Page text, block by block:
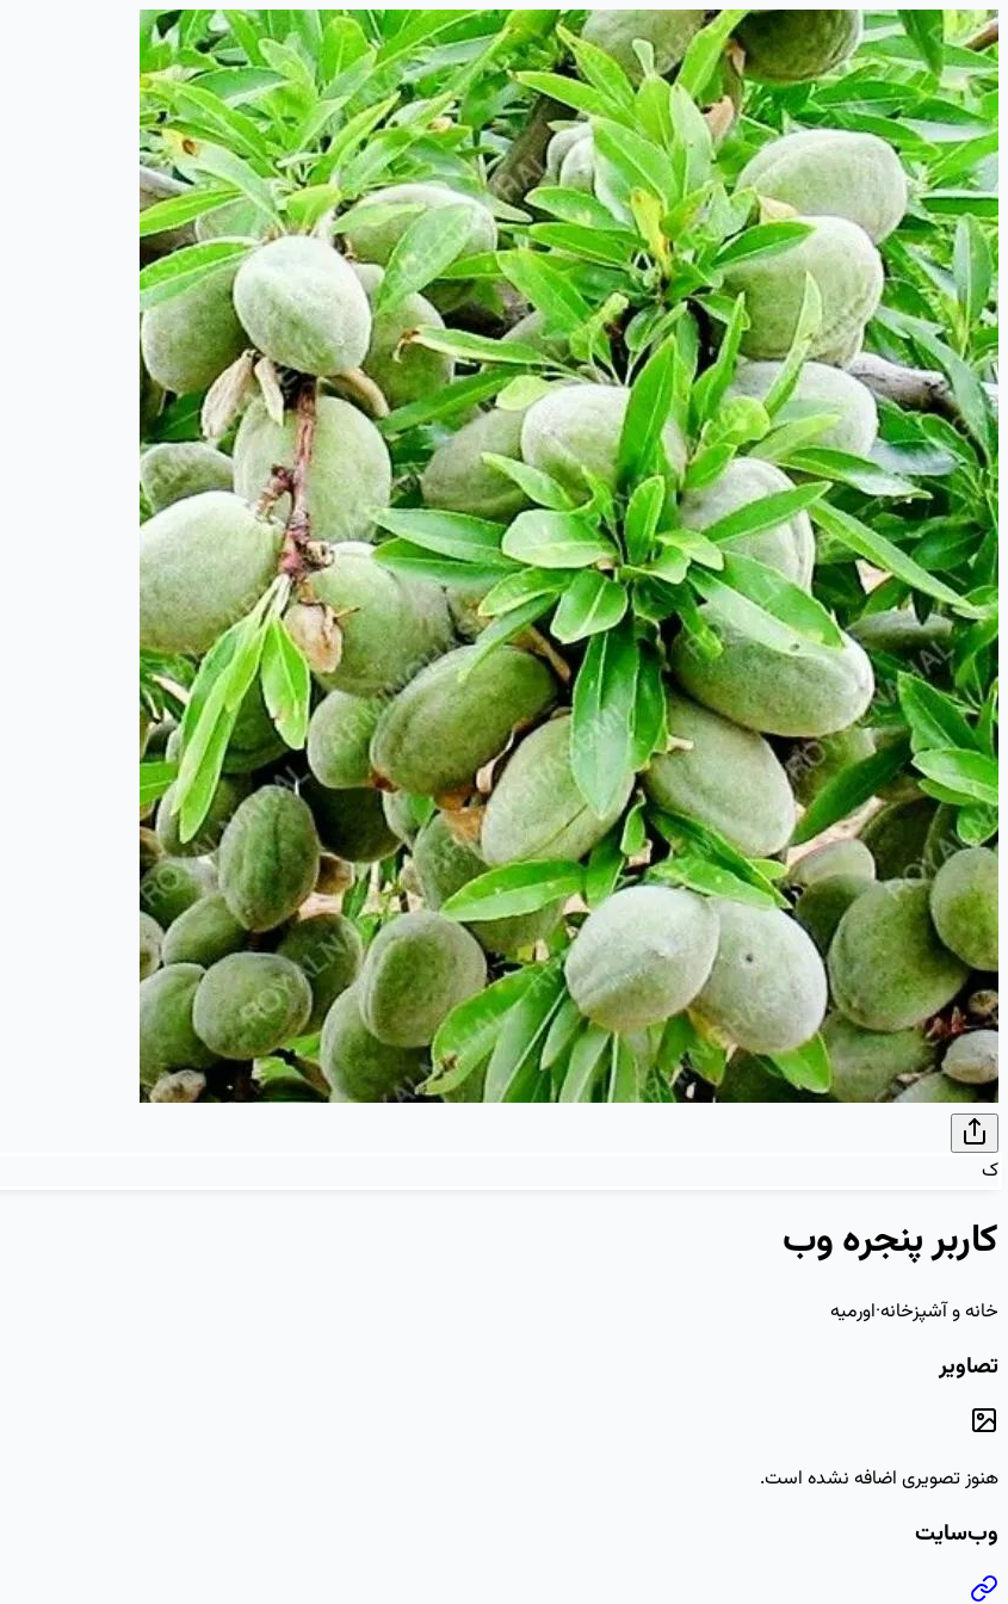
ک
کاربر پنجره وب
خانه و آشپزخانه·اورمیه
تصاویر
هنوز تصویری اضافه نشده است.
وب‌سایت